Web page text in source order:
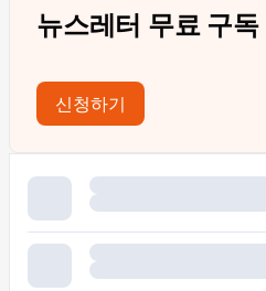
뉴스레터 무료 구독
신청하기